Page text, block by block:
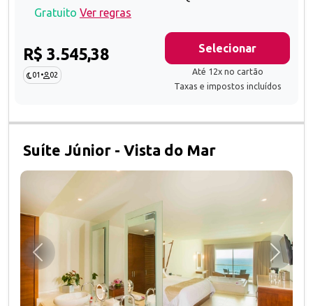
Gratuito Ver regras
R$ 3.545,38
01 • 02
Selecionar
Até 12x no cartão
Taxas e impostos incluídos
Suíte Júnior - Vista do Mar
Anterior